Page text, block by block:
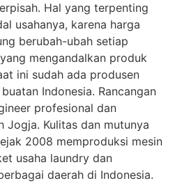
Hal yang terpenting
usahanya, karena harga
berubah-ubah setiap
mengandalkan produk
ini sudah ada produsen
Indonesia. Rancangan
profesional dan
Jogja. Kulitas dan mutunya
2008 memproduksi mesin
usaha laundry dan
daerah di Indonesia.